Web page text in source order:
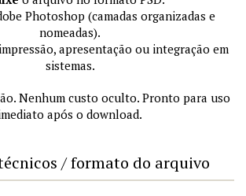
Photoshop (camadas organizadas e
nomeadas).
apresentação ou integração em
sistemas.
Nenhum custo oculto. Pronto para uso
após o download.
/ formato do arquivo